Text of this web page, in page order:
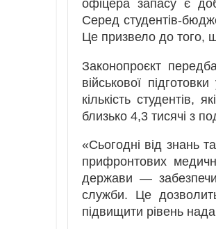
офіцера запасу є
Серед студентів-
Це призвело до того,
Законопроєкт
військової
кількість студентів,
близько 4,3 тисячі з
«Сьогодні від знань
прифронтових
держави —
служби. Це
підвищити рівень